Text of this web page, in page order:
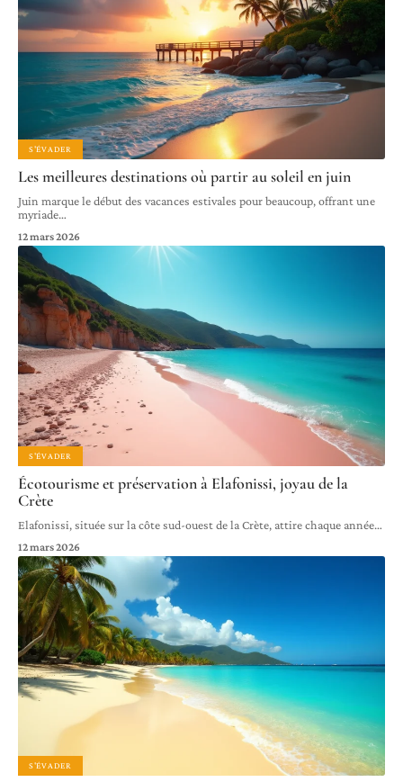
S'ÉVADER
Les meilleures destinations où partir au soleil en juin
Juin marque le début des vacances estivales pour beaucoup, offrant une
myriade…
12 mars 2026
S'ÉVADER
Écotourisme et préservation à Elafonissi, joyau de la
Crète
Elafonissi, située sur la côte sud-ouest de la Crète, attire chaque année…
12 mars 2026
S'ÉVADER